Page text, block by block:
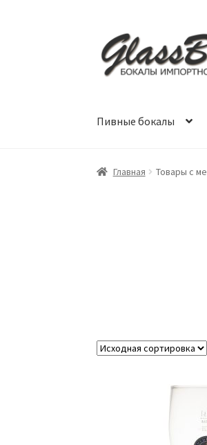
Перейти
к
навигации
Перейти
к
содержимому
Пивные бокалы
Главная Товары с